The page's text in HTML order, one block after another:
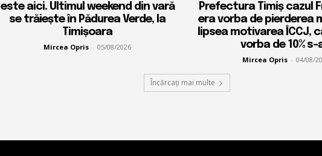
este aici. Ultimul weekend din vară
se trăiește în Pădurea Verde, la
Timișoara
Mircea Opris - 05/08/2026
Prefectura Timiș cazul
era vorba de pierderea
lipsea motivarea ÎCCJ,
vorba de 10% s-
Mircea Opris - 04/08/
Încărcați mai multe